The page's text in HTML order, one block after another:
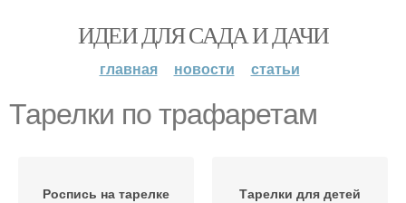
ИДЕИ ДЛЯ САДА И ДАЧИ
главная новости статьи
Тарелки по трафаретам
Роспись на тарелке Тарелки для детей